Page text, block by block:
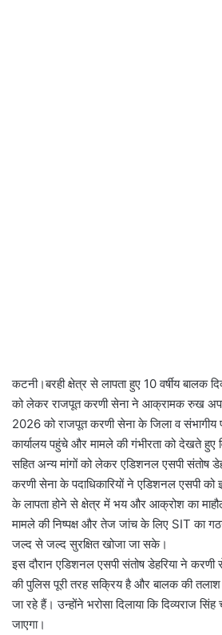
कटनी।बरही क्षेत्र से लापता हुए 10 वर्षीय बालक
को लेकर राजपूत करणी सेना ने आक्रामक रुख
2026 को राजपूत करणी सेना के जिला व संभागीय
कार्यालय पहुंचे और मामले की गंभीरता को देखते
सहित अन्य मांगों को लेकर एडिशनल एसपी संतोष
करणी सेना के पदाधिकारियों ने एडिशनल एसपी को
के लापता होने से क्षेत्र में भय और आक्रोश का
मामले की निष्पक्ष और तेज जांच के लिए SIT का
जल्द से जल्द सुरक्षित खोजा जा सके।
इस दौरान एडिशनल एसपी संतोष डेहरिया ने
की पुलिस पूरी तरह सक्रिय है और बालक की
जा रहे हैं। उन्होंने भरोसा दिलाया कि दिव्यराज
जाएगा।